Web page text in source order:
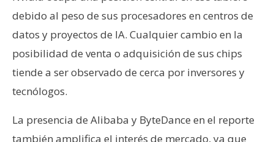
debido al peso de sus procesadores en centros de
datos y proyectos de IA. Cualquier cambio en la
posibilidad de venta o adquisición de sus chips
tiende a ser observado de cerca por inversores y
tecnólogos.
La presencia de Alibaba y ByteDance en el reporte
también amplifica el interés de mercado, ya que